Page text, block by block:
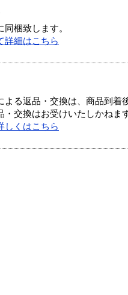
梱致します。
詳細はこちら
よる返品・交換は、商品到
・交換はお受けいたしかねます
しくはこちら